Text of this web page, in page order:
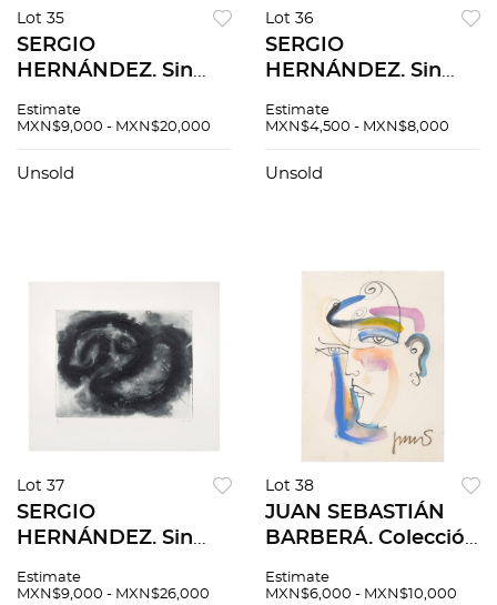
Lot 35
SERGIO
HERNÁNDEZ. Sin
Grabado al
32 cm imagen / 40 x
Estimate
MXN$9,000 - MXN$20,000
Unsold
Lot 36
SERGIO
HERNÁNDEZ. Sin
Grabado al
32 cm imagen / 40 x
Estimate
MXN$4,500 - MXN$8,000
Unsold
Lot 37
SERGIO
HERNÁNDEZ. Sin
Grabado al
Estimate
MXN$9,000 - MXN$26,000
Lot 38
JUAN SEBASTIÁN
BARBERÁ. Colección
Firmada. Mixta sobre
Estimate
MXN$6,000 - MXN$10,000